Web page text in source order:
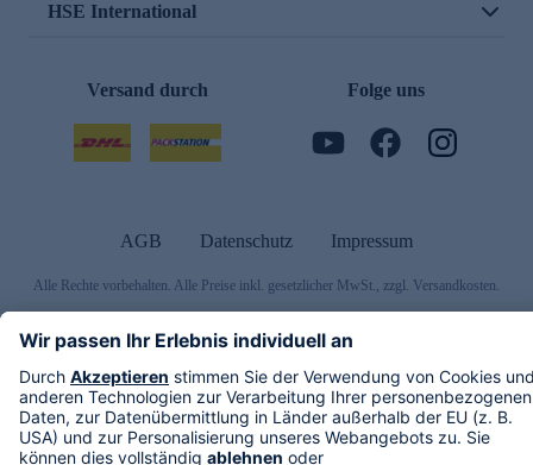
HSE International
Versand durch Folge uns
AGB Datenschutz Impressum
Alle Rechte vorbehalten. Alle Preise inkl. gesetzlicher MwSt., zzgl. Versandkosten.